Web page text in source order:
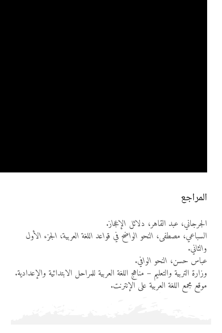
المراجع
الجرجاني، عبد القاهر، دلائل الإعجاز.
السباعي، مصطفى، النحو الواضح في قواعد اللغة العربية، الجزء الأول
والثاني.
عباس حسن، النحو الوافي.
وزارة التربية والتعليم – مناهج اللغة العربية للمراحل الابتدائية والإعدادية.
موقع مجمع اللغة العربية على الإنترنت.